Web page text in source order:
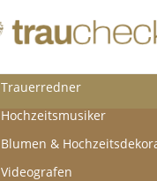
Trauerredner
Hochzeitsmusiker
Blumen &
Videografen